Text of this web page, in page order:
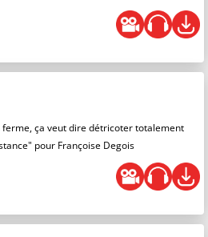
ça veut dire détricoter totalement
pour Françoise Degois